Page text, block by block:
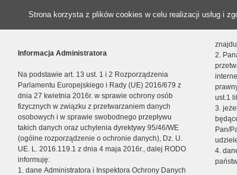
Strona korzysta z plików cookies w celu realizacji usług i
Informacja Administratora
Na podstawie art. 13 ust. 1 i 2 Rozporządzenia
Parlamentu Europejskiego i Rady (UE) 2016/679 z
dnia 27 kwietnia 2016r. w sprawie ochrony osób
fizycznych w związku z przetwarzaniem danych
osobowych i w sprawie swobodnego przepływu
takich danych oraz uchylenia dyrektywy 95/46/WE
(ogólne rozporządzenie o ochronie danych), Dz. U.
UE. L. 2016.119.1 z dnia 4 maja 2016r., dalej RODO
informuję:
1. dane Administratora i Inspektora Ochrony Danych
2.
ust.1
3.
Pan/
4.